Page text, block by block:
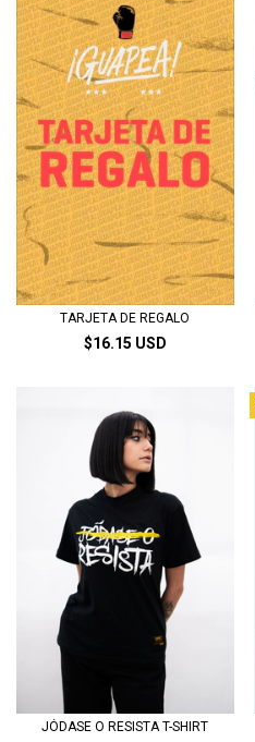
TARJETA DE REGALO
$16.15 USD
JÓDASE O RESISTA T-SHIRT